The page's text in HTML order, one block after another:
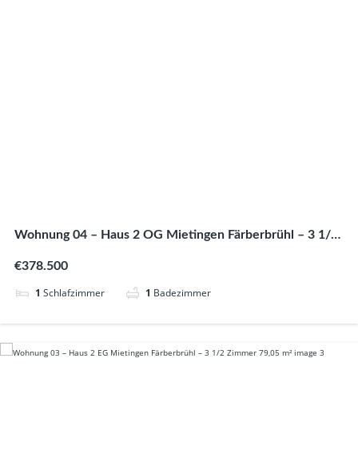
Wohnung 04 – Haus 2 OG Mietingen Färberbrühl – 3 1/2
€378.500
1 Schlafzimmer 1 Badezimmer